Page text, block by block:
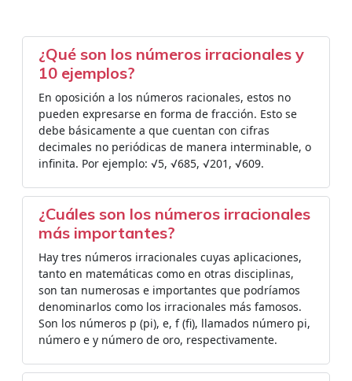
¿Qué son los números irracionales y
10 ejemplos?
En oposición a los números racionales, estos no
pueden expresarse en forma de fracción. Esto se
debe básicamente a que cuentan con cifras
decimales no periódicas de manera interminable, o
infinita. Por ejemplo: √5, √685, √201, √609.
¿Cuáles son los números irracionales
más importantes?
Hay tres números irracionales cuyas aplicaciones,
tanto en matemáticas como en otras disciplinas,
son tan numerosas e importantes que podríamos
denominarlos como los irracionales más famosos.
Son los números p (pi), e, f (fi), llamados número pi,
número e y número de oro, respectivamente.